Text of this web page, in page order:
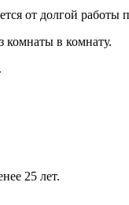
от долгой работы
комнаты в комнату.
25 лет.